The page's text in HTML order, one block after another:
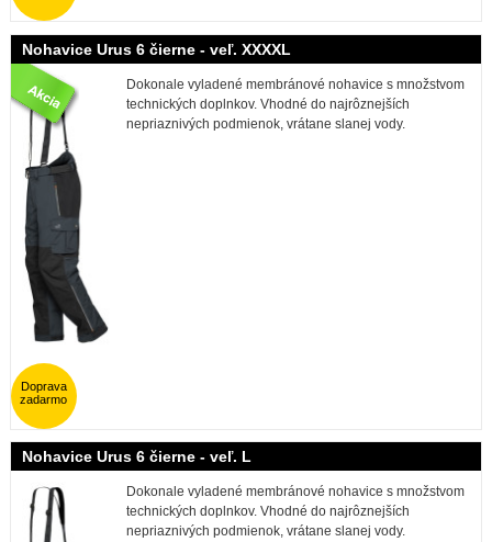
Nohavice Urus 6 čierne - veľ. XXXXL
Dokonale vyladené membránové nohavice s množstvom
technických doplnkov. Vhodné do najrôznejších
nepriaznivých podmienok, vrátane slanej vody.
Doprava
zadarmo
Nohavice Urus 6 čierne - veľ. L
Dokonale vyladené membránové nohavice s množstvom
technických doplnkov. Vhodné do najrôznejších
nepriaznivých podmienok, vrátane slanej vody.